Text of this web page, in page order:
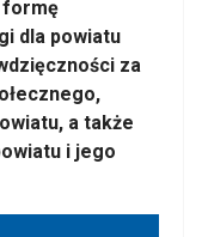
formę
dla powiatu
za
a także
i jego